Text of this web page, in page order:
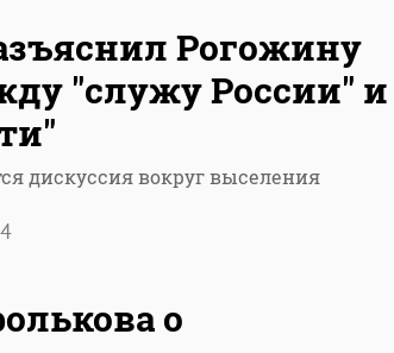
Рогожину
"служу России" и
дискуссия вокруг выселения
о